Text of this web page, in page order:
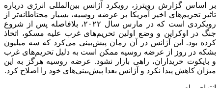
بر اساس گزارش رویترز، رویکرد آژانس بین‌المللی انرژی درباره
تاثیر تحریم‌های اخیر آمریکا بر عرضه روسیه، بسیار محتاطانه‌تر از
رویکردی است که در مارس سال ۲۰۲۲، بلافاصله پس از شروع
جنگ در اوکراین و وضع اولین تحریم‌های غرب علیه مسکو، اتخاذ
کرده بود. این آژانس در آن زمان پیش‌بینی می‌کرد که سه میلیون
بشکه در روز از عرضه روسیه ممکن است به دلیل تحریم‌های غرب
و بایکوت خریداران، راهی بازار نشود. عرضه روسیه هرگز به این
میزان کاهش پیدا نکرد و آژانس بعدا پیش‌بینی‌های خود را اصلاح کرد.